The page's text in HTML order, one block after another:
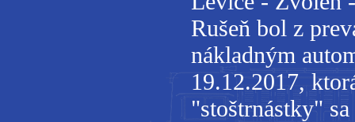
Rušeň bol z
nákladným
19.12.2017,
"stoštrnástky"